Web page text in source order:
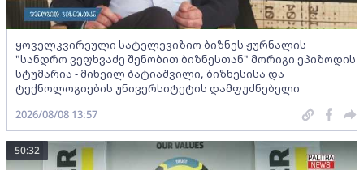
ყოველკვირეული სატელევიზიო ბიზნეს ჟურნალის
"სანდრო ვეფხვაძე შენობით ბიზნესთან" მორიგი ეპიზოდის
სტუმარია - მიხეილ ბატიაშვილი, ბიზნესისა და
ტექნოლოგიების უნივერსიტეტის დამფუძნებელი
2026/08/08 13:57
50:32